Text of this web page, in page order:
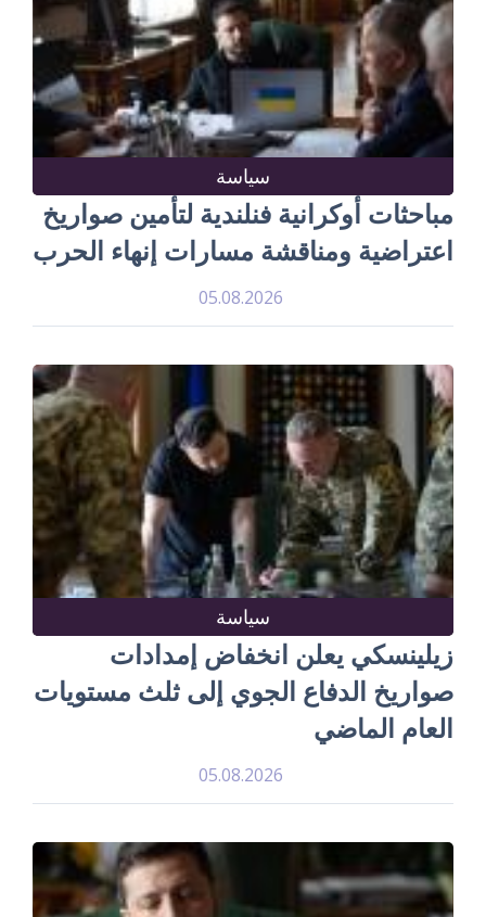
سياسة
مباحثات أوكرانية فنلندية لتأمين صواريخ
اعتراضية ومناقشة مسارات إنهاء الحرب
05.08.2026
سياسة
زيلينسكي يعلن انخفاض إمدادات
صواريخ الدفاع الجوي إلى ثلث مستويات
العام الماضي
05.08.2026